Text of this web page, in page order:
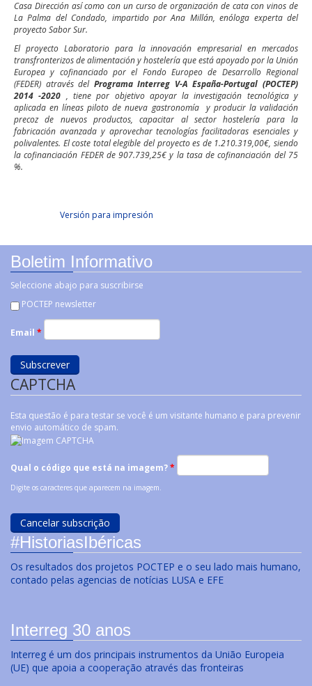
Casa Dirección así como con un curso de organización de cata con vinos de
La Palma del Condado, impartido por Ana Millán, enóloga experta del
proyecto Sabor Sur.
El proyecto Laboratorio para la innovación empresarial en mercados
transfronterizos de alimentación y hostelería que está apoyado por la Unión
Europea y cofinanciado por el Fondo Europeo de Desarrollo Regional
(FEDER) através del Programa Interreg V-A España-Portugal (POCTEP)
2014 -2020 , tiene por objetivo apoyar la investigación tecnológica y
aplicada en líneas piloto de nueva gastronomía y producir la validación
precoz de nuevos productos, capacitar al sector hostelería para la
fabricación avanzada y aprovechar tecnologías facilitadoras esenciales y
polivalentes. El coste total elegible del proyecto es de 1.210.319,00€, siendo
la cofinanciación FEDER de 907.739,25€ y la tasa de cofinanciación del 75
%.
Facebook Like
Compartir en Facebook
Tweet Widget
Linkedin Share Button
Versión para impresión
Boletim Informativo
Seleccione abajo para suscribirse
POCTEP newsletter
Email *
CAPTCHA
Esta questão é para testar se você é um visitante humano e para prevenir
envio automático de spam.
Qual o código que está na imagem?*
Digite os caracteres que aparecem na imagem.
#HistoriasIbéricas
Os resultados dos projetos POCTEP e o seu lado mais humano,
contado pelas agencias de notícias LUSA e EFE
Interreg 30 anos
Interreg é um dos principais instrumentos da União Europeia
(UE) que apoia a cooperação através das fronteiras